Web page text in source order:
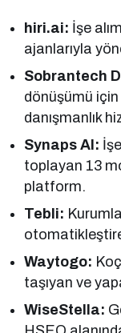
hiri.ai: İşe
ajanlarıyla
Sobrantech
dönüşümü
danışmanlık
Synaps AI:
toplayan 13
platform.
Tebli:
Waytogo:
taşıyan ve
WiseStella: